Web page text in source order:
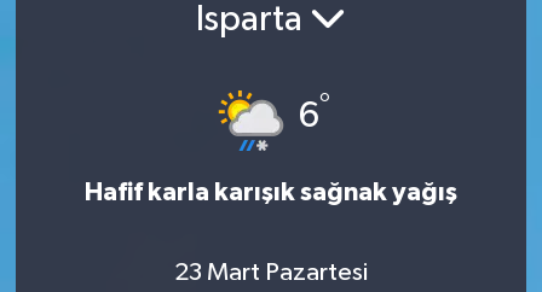
Isparta
6°
Hafif karla karışık sağnak yağış
23 Mart Pazartesi